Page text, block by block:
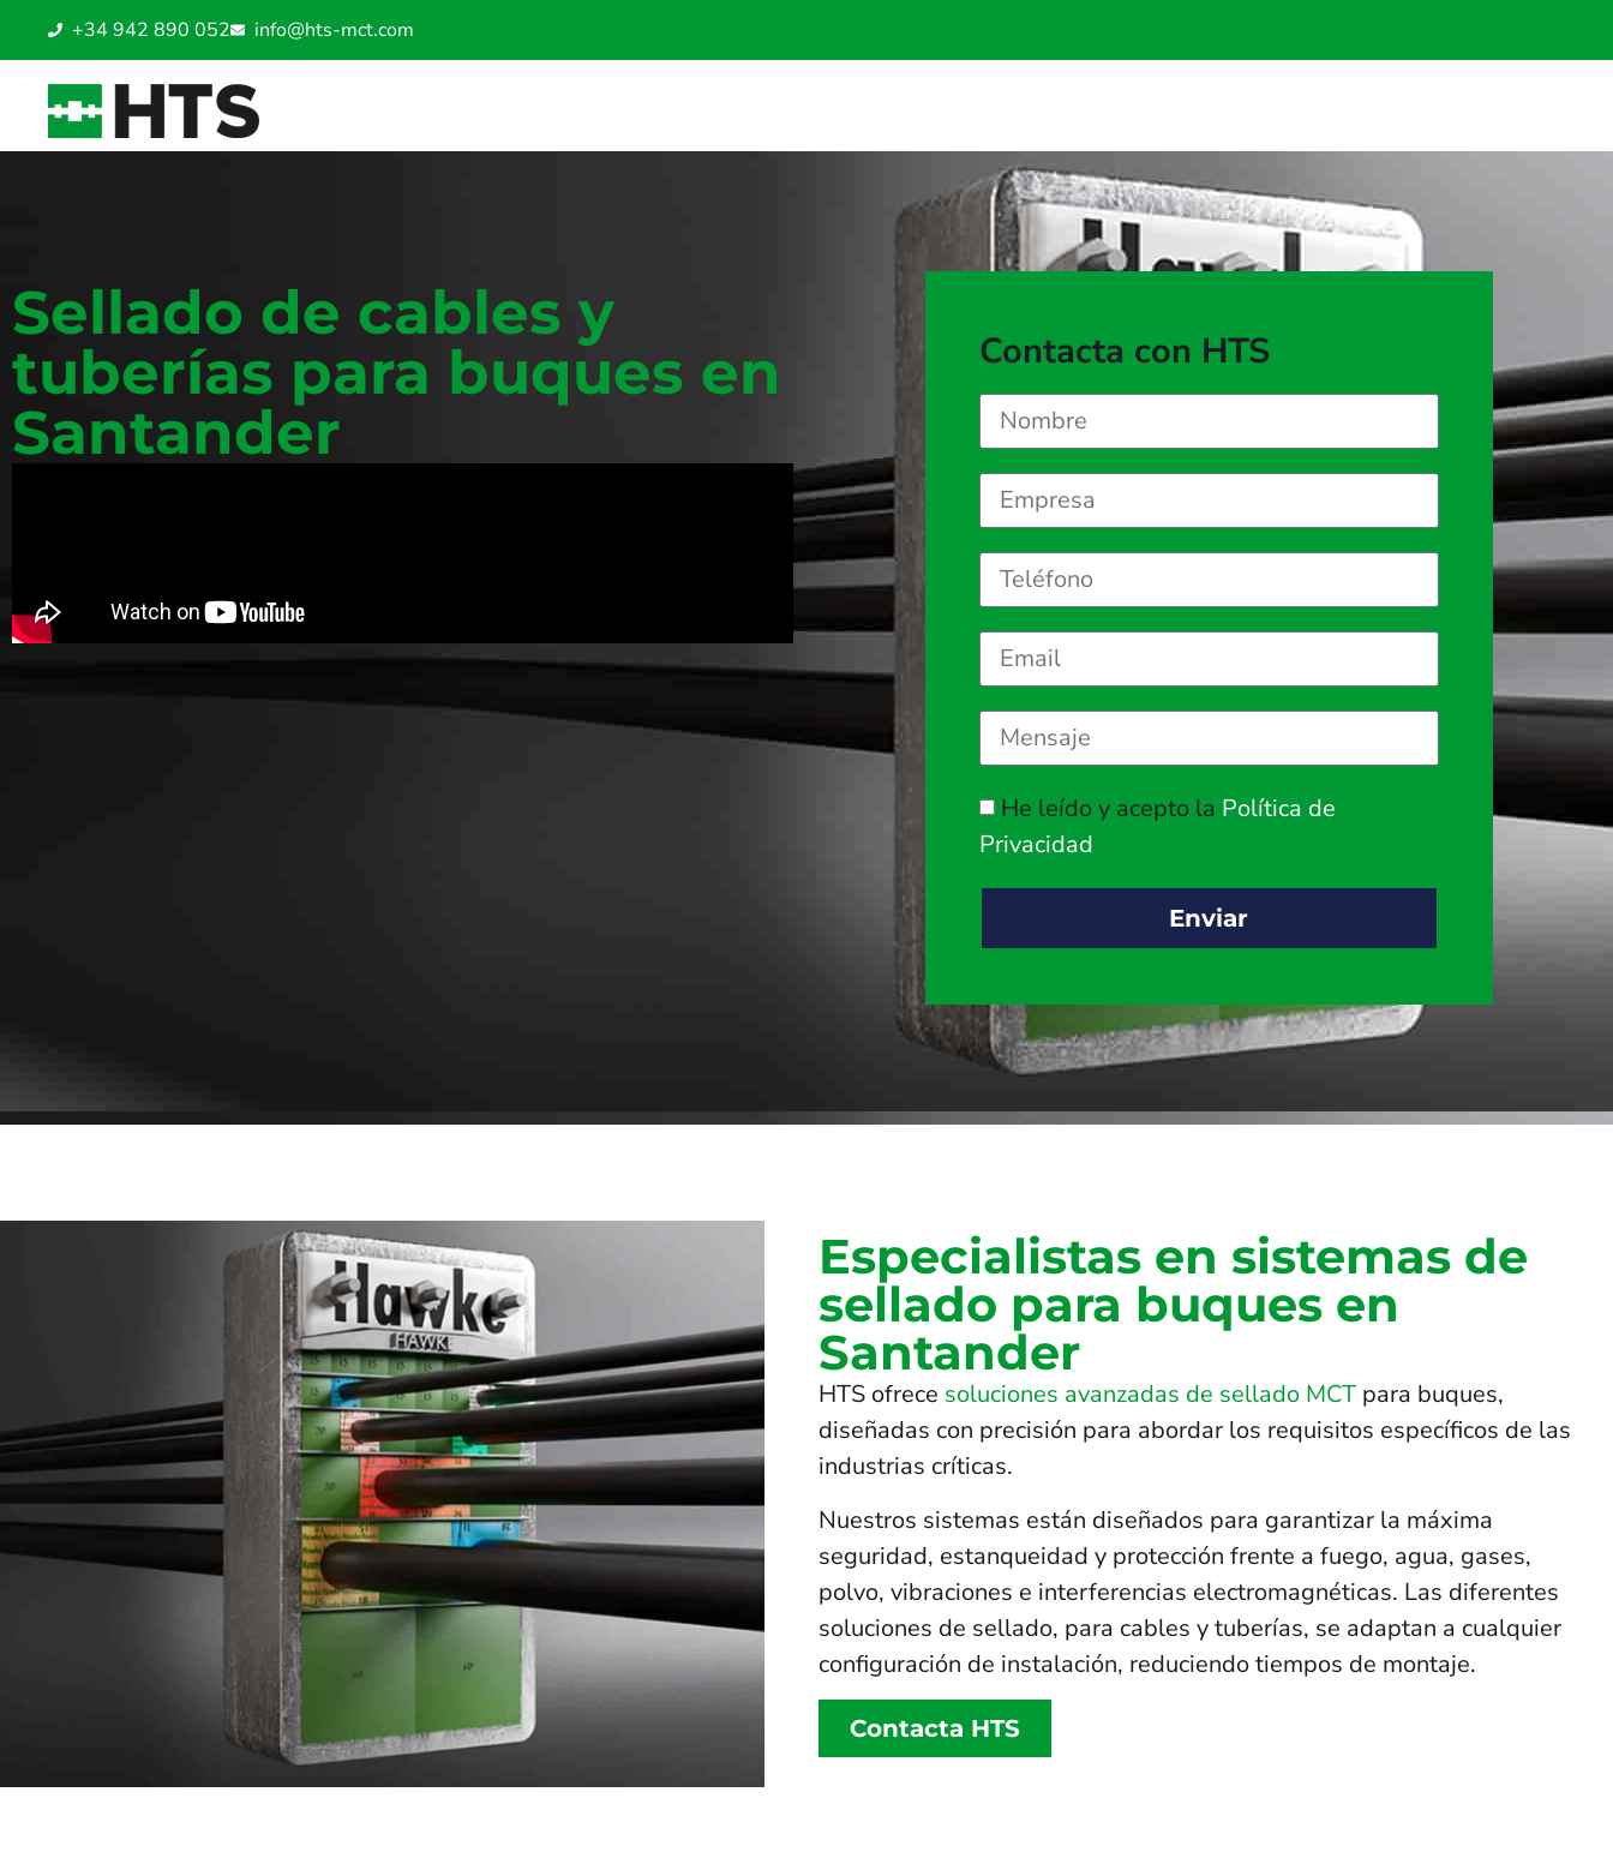
+34 942 890 052 info@hts-mct.com
Sellado de cables y
tuberías para buques en
Santander
Contacta con HTS
He leído y acepto la Política de
Privacidad
Enviar
Especialistas en sistemas de
sellado para buques en
Santander
HTS ofrece soluciones avanzadas de sellado MCT para buques,
diseñadas con precisión para abordar los requisitos específicos de las
industrias críticas.
Nuestros sistemas están diseñados para garantizar la máxima
seguridad, estanqueidad y protección frente a fuego, agua, gases,
polvo, vibraciones e interferencias electromagnéticas. Las diferentes
soluciones de sellado, para cables y tuberías, se adaptan a cualquier
configuración de instalación, reduciendo tiempos de montaje.
Contacta HTS